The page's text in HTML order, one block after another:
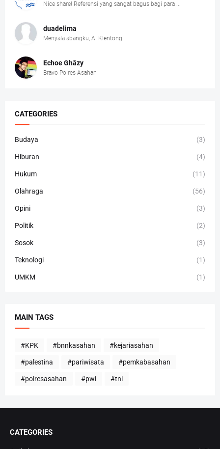
Nice share! Referensi yang sangat bagus bagi para ...
duadelima
Menyala abangku, A. Klentong
Echoe Ghâzy
Bravo Polres Asahan
CATEGORIES
Budaya (3)
Hiburan (4)
Hukum (11)
Olahraga (56)
Opini (3)
Politik (2)
Sosok (3)
Teknologi (1)
UMKM (1)
MAIN TAGS
#KPK #bnnkasahan #kejariasahan
#palestina #pariwisata #pemkabasahan
#polresasahan #pwi #tni
CATEGORIES